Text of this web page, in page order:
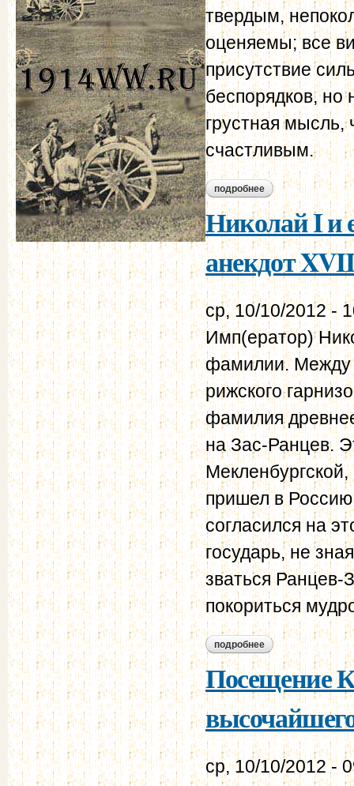
твердым,
оценяемы; все
присутствие
беспорядков, но
грустная мысль,
счастливым.
подробнее о обозрение
Николай I и
анекдот
ср, 10/10/2012 -
Имп(ератор)
фамилии. Между
рижского
фамилия
на Зас-Ранцев.
пришел в
согласился на
государь, не
зваться
покориться
подробнее о николай i и его
Посещение
ср, 10/10/2012 -